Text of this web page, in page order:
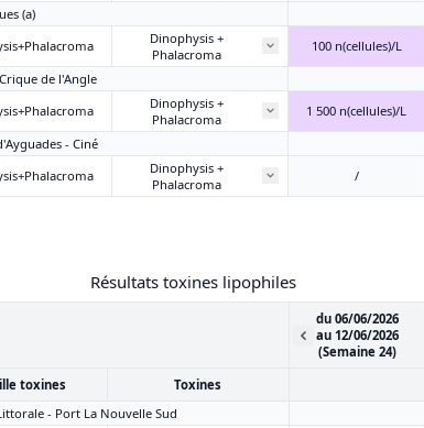
(a)
Dinophysis +
Phalacroma
100 n(cellules)/L
de l'Angle
Dinophysis +
Phalacroma
1 500 n(cellules)/L
- Ciné
Dinophysis +
Phalacroma
/
Résultats toxines lipophiles
du 06/06/2026
au 12/06/2026
(Semaine 24)
toxines Toxines
- Port La Nouvelle Sud